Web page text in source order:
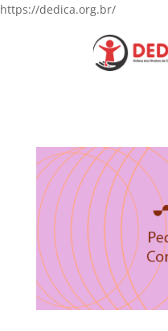
https://dedica.org.br/